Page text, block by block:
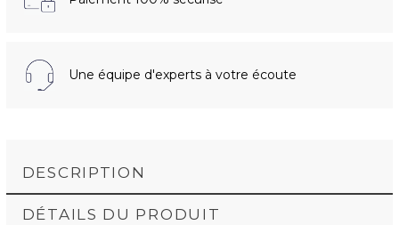
Une équipe d'experts à votre écoute
DESCRIPTION
DÉTAILS DU PRODUIT